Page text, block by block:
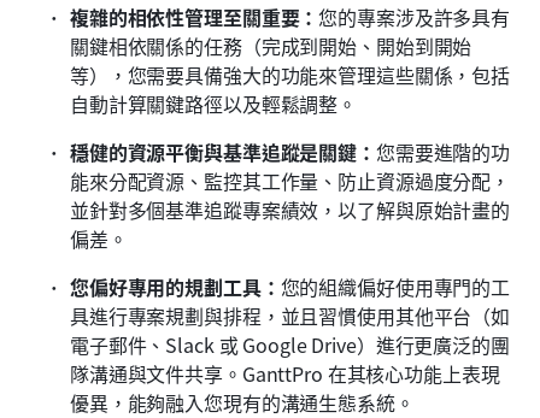
複雜的相依性管理至關重要：您的專案涉及許多具有
關鍵相依關係的任務（完成到開始、開始到開始
等），您需要具備強大的功能來管理這些關係，包括
自動計算關鍵路徑以及輕鬆調整。
穩健的資源平衡與基準追蹤是關鍵： 您需要進階的功
能來分配資源、監控其工作量、防止資源過度分配，
並針對多個基準追蹤專案績效，以了解與原始計畫的
偏差。
您偏好專用的規劃工具： 您的組織偏好使用專門的工
具進行專案規劃與排程，並且習慣使用其他平台（如
電子郵件、Slack 或 Google Drive）進行更廣泛的團
隊溝通與文件共享。GanttPro 在其核心功能上表現
優異，能夠融入您現有的溝通生態系統。